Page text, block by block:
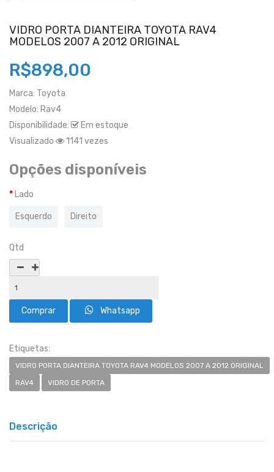
VIDRO PORTA DIANTEIRA TOYOTA RAV4
MODELOS 2007 A 2012 ORIGINAL
R$898,00
Marca: Toyota
Modelo: Rav4
Disponibilidade:
Em estoque
Visualizado
1141 vezes
Opções disponíveis
Lado
Esquerdo Direito
Qtd
Whatsapp
Etiquetas:
VIDRO PORTA DIANTEIRA TOYOTA RAV4 MODELOS 2007 A 2012 ORIGINAL
RAV4
VIDRO DE PORTA
Descrição